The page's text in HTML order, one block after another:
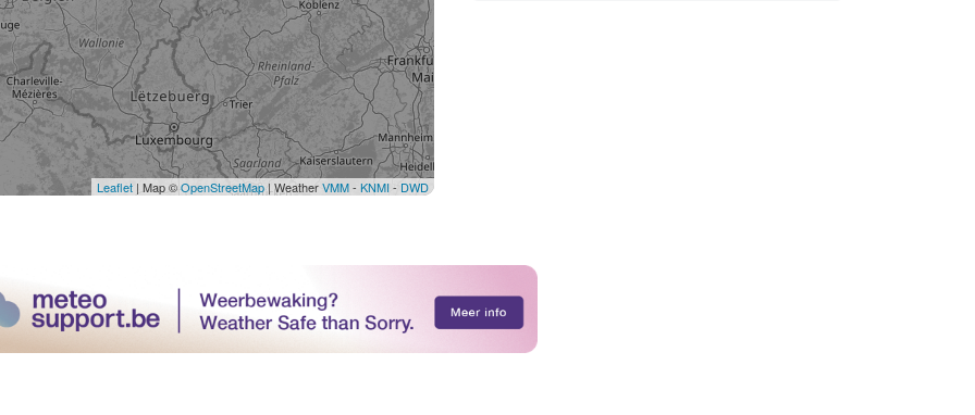
Leaflet | Map ©OpenStreetMap | WeatherVMM- KNMI- DWD